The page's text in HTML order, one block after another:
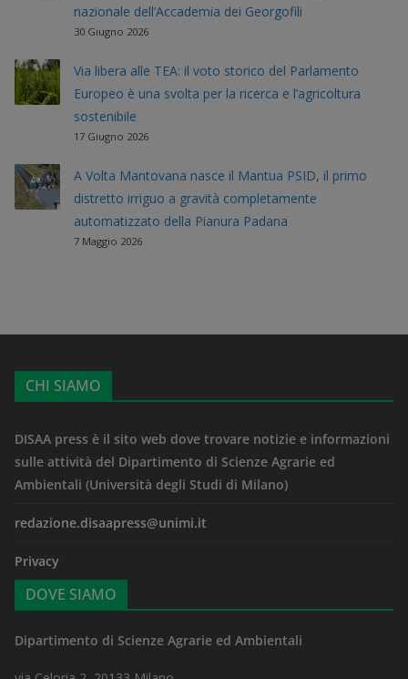
nazionale dell’Accademia dei Georgofili
30 Giugno 2026
Via libera alle TEA: il voto storico del Parlamento
Europeo è una svolta per la ricerca e l’agricoltura
sostenibile
17 Giugno 2026
A Volta Mantovana nasce il Mantua PSID, il primo
distretto irriguo a gravità completamente
automatizzato della Pianura Padana
7 Maggio 2026
CHI SIAMO
DISAA press è il sito web dove trovare notizie e informazioni
sulle attività del Dipartimento di Scienze Agrarie ed
Ambientali (Università degli Studi di Milano)
redazione.disaapress@unimi.it
Privacy
DOVE SIAMO
Dipartimento di Scienze Agrarie ed Ambientali